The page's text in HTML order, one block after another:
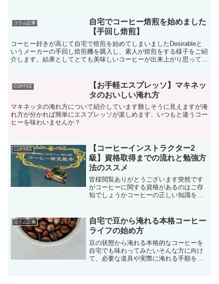
コラム記事
自宅でコーヒー焙煎を始めました
【手回し焙煎】
コーヒー好きが高じて自宅で焙煎を始めてしまいましたDesirableと
いうメーカーの手回し焙煎機を購入し、素人が焙煎をする様子をご紹
介します。結果としてとても美味しいコーヒーが出来上がり思ってい
COFFEE
【お手軽エスプレッソ】マキネッ
タのおいしい淹れ方
マキネッタの淹れ方について紹介しています難しそうに見えますが淹
れ方が分かれば簡単にエスプレッソが楽しめます、いつもと違うコー
ヒーを味わいませんか？
COFFEE
【コーヒーインストラクター2
級】資格取得までの流れと勉強方
法のススメ
皆様閲覧ありがとうございます突然です
がコーヒーに関する資格があるのはご存
知でしょうかコーヒーの正しい知識を学
ンストラクターバリスタとして働らく為
の基本的なスキルを学...
コラム記事
自宅で豆から淹れる本格コーヒー
ライフの始め方
豆の状態から淹れる本格的なコーヒーを
自宅でも味わってみたいそんな方に向け
て、必要な道具や実際に淹れる手順を説